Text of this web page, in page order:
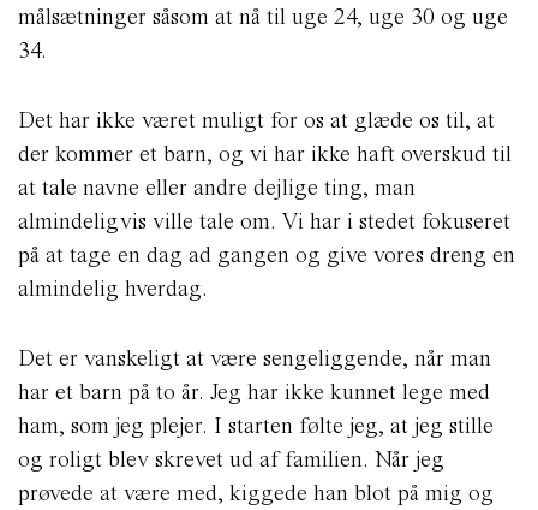
målsætninger såsom at nå til uge 24, uge 30 og uge
34.
Det har ikke været muligt for os at glæde os til, at
der kommer et barn, og vi har ikke haft overskud til
at tale navne eller andre dejlige ting, man
almindeligvis ville tale om. Vi har i stedet fokuseret
på at tage en dag ad gangen og give vores dreng en
almindelig hverdag.
Det er vanskeligt at være sengeliggende, når man
har et barn på to år. Jeg har ikke kunnet lege med
ham, som jeg plejer. I starten følte jeg, at jeg stille
og roligt blev skrevet ud af familien. Når jeg
prøvede at være med, kiggede han blot på mig og